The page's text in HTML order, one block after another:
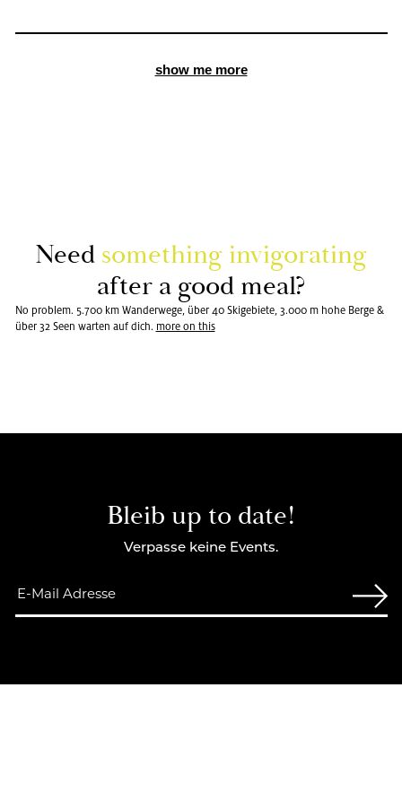
show me more
Need so­me­thing in­vi­go­ra­ting
after a good meal?
No problem. 5.700 km Wanderwege, über 40 Skigebiete, 3.000 m hohe Berge &
über 32 Seen warten auf dich. more on this
Bleib up to date!
Verpasse keine Events.